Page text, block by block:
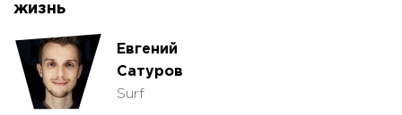
жизнь
Евгений
Сатуров
Surf